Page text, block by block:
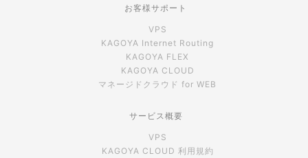
お客様サポート
VPS
KAGOYA Internet Routing
KAGOYA FLEX
KAGOYA CLOUD
マネージドクラウド for WEB
サービス概要
VPS
KAGOYA CLOUD 利用規約